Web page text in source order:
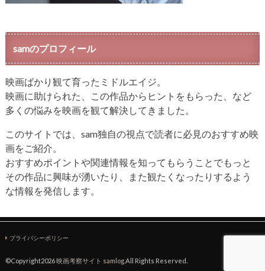
samのプロフィール
映画ばかり観て育ったミドルエイジ。
映画に助けられた、この作品からヒントをもらった、など
多くの悩みを映画を観て解決してきました。
このサイトでは、sam独自の視点で読者に必見のおすすめ映
画をご紹介。
おすすめポイントや関連情報を知ってもらうことでもっと
その作品に興味が湧いたり、また観たくなったりするよう
な情報を発信します。
プライバシーポリシー
©Copyright2026映画考察サイト samlog.All Rights Reserved.